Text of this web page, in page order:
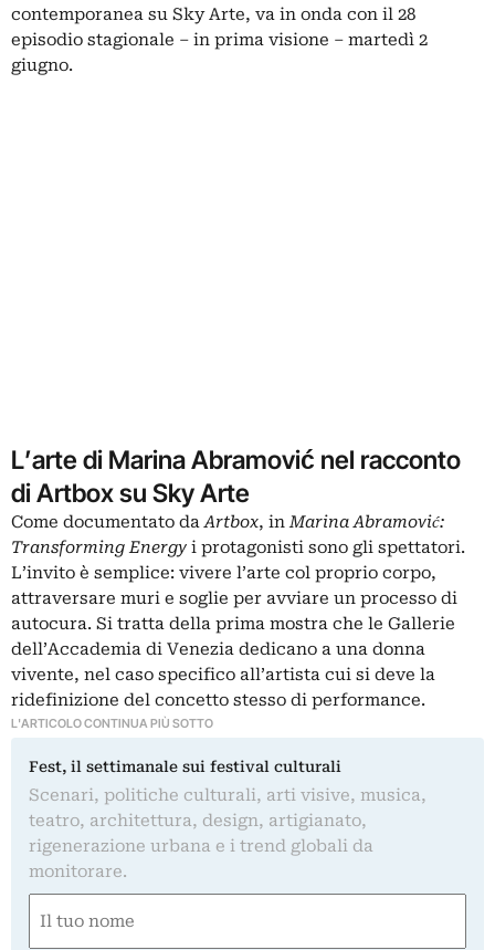
contemporanea su Sky Arte, va in onda con il 28
episodio stagionale – in prima visione – martedì 2
giugno.
L’arte di Marina Abramović nel racconto
di Artbox su Sky Arte
Come documentato daArtbox, inMarina Abramović:
Transforming Energy i protagonisti sono gli spettatori.
L’invito è semplice: vivere l’arte col proprio corpo,
attraversare muri e soglie per avviare un processo di
autocura. Si tratta della prima mostra che le Gallerie
dell’Accademia di Venezia dedicano a una donna
vivente, nel caso specifico all’artista cui si deve la
ridefinizione del concetto stesso di performance.
L'ARTICOLO CONTINUA PIÙ SOTTO
Fest, il settimanale sui festival culturali
Scenari, politiche culturali, arti visive, musica,
teatro, architettura, design, artigianato,
rigenerazione urbana e i trend globali da
monitorare.
(Obbligatorio)